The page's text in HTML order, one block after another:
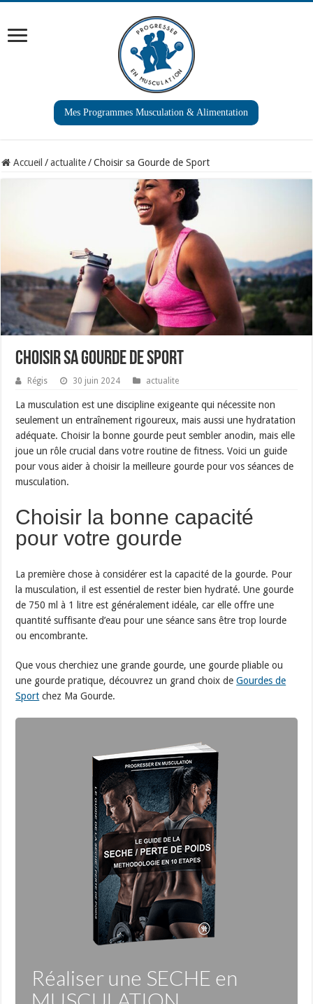
Mes Programmes Musculation & Alimentation
Accueil / actualite / Choisir sa Gourde de Sport
Choisir sa Gourde de Sport
Régis 30 juin 2024 actualite
La musculation est une discipline exigeante qui nécessite non
seulement un entraînement rigoureux, mais aussi une hydratation
adéquate. Choisir la bonne gourde peut sembler anodin, mais elle
joue un rôle crucial dans votre routine de fitness. Voici un guide
pour vous aider à choisir la meilleure gourde pour vos séances de
musculation.
Choisir la bonne capacité
pour votre gourde
La première chose à considérer est la capacité de la gourde. Pour
la musculation, il est essentiel de rester bien hydraté. Une gourde
de 750 ml à 1 litre est généralement idéale, car elle offre une
quantité suffisante d’eau pour une séance sans être trop lourde
ou encombrante.
Que vous cherchiez une grande gourde, une gourde pliable ou
une gourde pratique, découvrez un grand choix deGourdes de
Sport chez Ma Gourde.
Réaliser une SECHE en